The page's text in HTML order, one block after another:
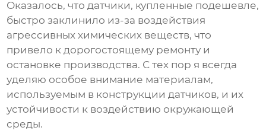
Оказалось, что датчики, купленные подешевле,
быстро заклинило из-за воздействия
агрессивных химических веществ, что
привело к дорогостоящему ремонту и
остановке производства. С тех пор я всегда
уделяю особое внимание материалам,
используемым в конструкции датчиков, и их
устойчивости к воздействию окружающей
среды.